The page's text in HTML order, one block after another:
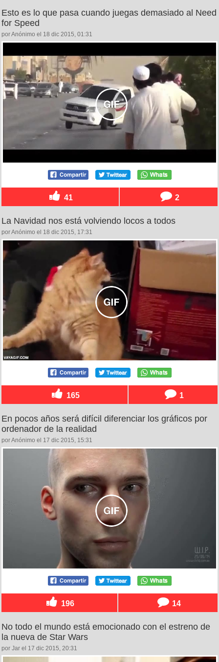
Esto es lo que pasa cuando juegas demasiado al Need
for Speed
por Anónimo el 18 dic 2015, 01:31
41 2
La Navidad nos está volviendo locos a todos
por Anónimo el 18 dic 2015, 17:31
165 1
En pocos años será difícil diferenciar los gráficos por
ordenador de la realidad
por Anónimo el 17 dic 2015, 15:31
196 14
No todo el mundo está emocionado con el estreno de
la nueva de Star Wars
por Jar el 17 dic 2015, 20:31